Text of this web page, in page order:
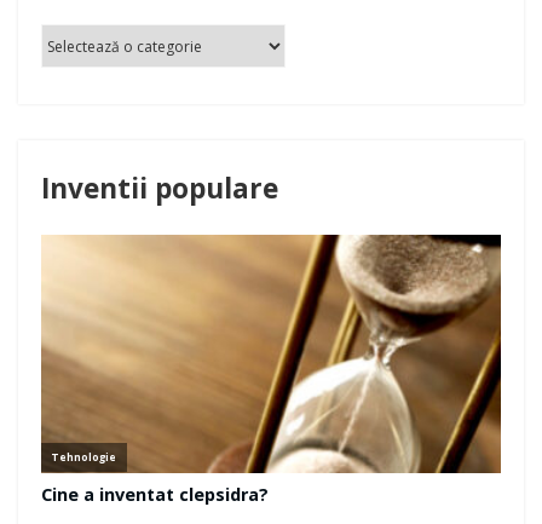
Inventii populare